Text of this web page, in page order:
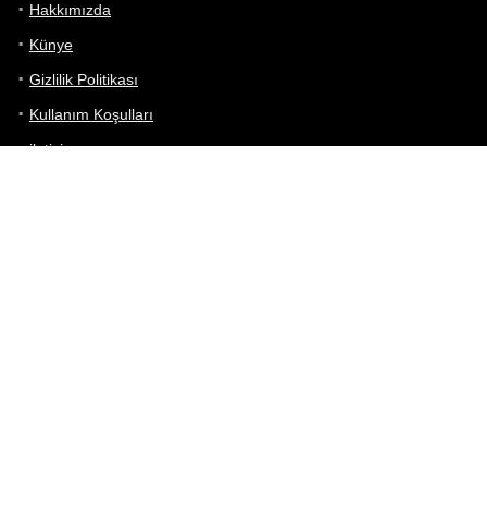
Hakkımızda
Künye
Gizlilik Politikası
Kullanım Koşulları
iletişim